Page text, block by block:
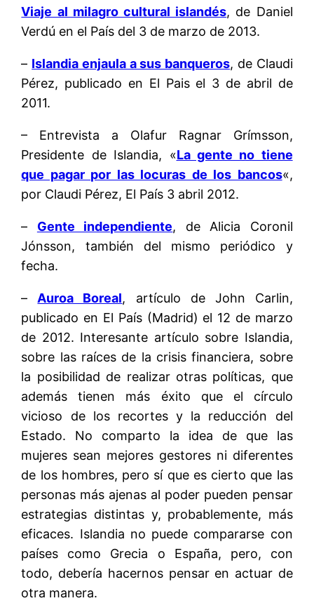
Viaje al milagro cultural islandés, de Daniel
Verdú en el País del 3 de marzo de 2013.
– Islandia enjaula a sus banqueros, de Claudi
Pérez, publicado en El Pais el 3 de abril de
2011.
– Entrevista a Olafur Ragnar Grímsson,
Presidente de Islandia, «La gente no tiene
que pagar por las locuras de los bancos«,
por Claudi Pérez, El País 3 abril 2012.
– Gente independiente, de Alicia Coronil
Jónsson, también del mismo periódico y
fecha.
– Auroa Boreal, artículo de John Carlin,
publicado en El País (Madrid) el 12 de marzo
de 2012. Interesante artículo sobre Islandia,
sobre las raíces de la crisis financiera, sobre
la posibilidad de realizar otras políticas, que
además tienen más éxito que el círculo
vicioso de los recortes y la reducción del
Estado. No comparto la idea de que las
mujeres sean mejores gestores ni diferentes
de los hombres, pero sí que es cierto que las
personas más ajenas al poder pueden pensar
estrategias distintas y, probablemente, más
eficaces. Islandia no puede compararse con
países como Grecia o España, pero, con
todo, debería hacernos pensar en actuar de
otra manera.